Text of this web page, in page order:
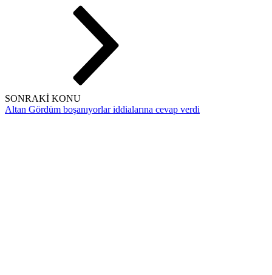
SONRAKİ KONU
Altan Gördüm boşanıyorlar iddialarına cevap verdi